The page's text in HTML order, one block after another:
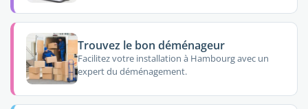
Trouvez le bon déménageur
Facilitez votre installation à Hambourg avec un
expert du déménagement.